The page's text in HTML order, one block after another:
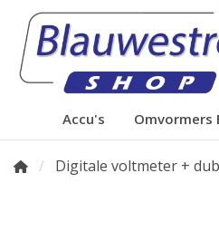
Accu's Omvormers
Digitale voltmeter +